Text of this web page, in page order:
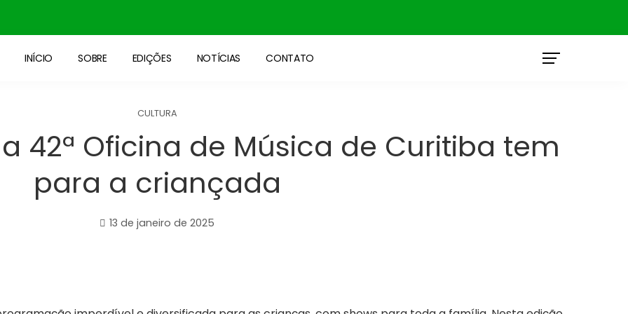
INÍCIO SOBRE EDIÇÕES NOTÍCIAS CONTATO
CULTURA
42ª Oficina de Música de Curitiba tem
para a criançada
13 de janeiro de 2025